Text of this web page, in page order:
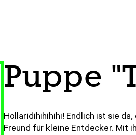
Puppe
Hollaridihihihihi! Endlich ist sie
Freund für kleine Entdecker. Mit